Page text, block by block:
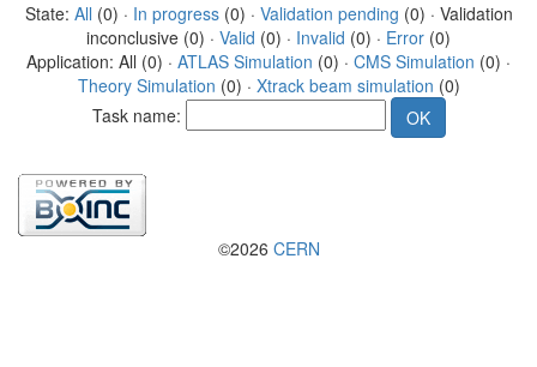
State: All (0) · In progress(0) · Validation pending (0) · Validation
inconclusive (0) · Valid (0) · Invalid (0) · Error (0)
Application: All (0) · ATLAS Simulation (0) · CMS Simulation (0) ·
Theory Simulation (0) · Xtrack beam simulation (0)
Task name:
©2026 CERN